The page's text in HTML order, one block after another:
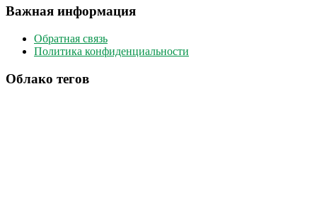
Важная информация
Обратная связь
Политика конфиденциальности
Облако тегов